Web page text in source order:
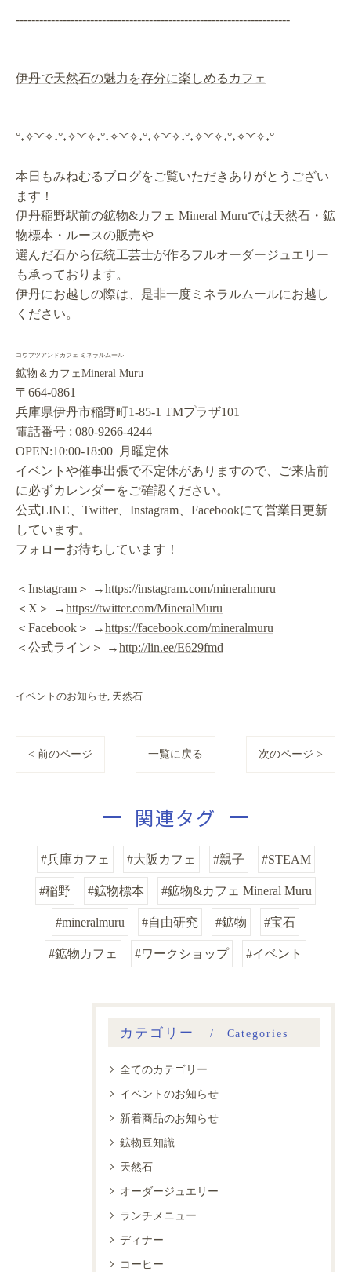
----------------------------------------------------------------------
伊丹で天然石の魅力を存分に楽しめるカフェ
°˖✧◝◜✧˖°˖✧◝◜✧˖°˖✧◝◜✧˖°˖✧◝◜✧˖°˖✧◝◜✧˖°˖✧◝◜✧˖°
本日もみねむるブログをご覧いただきありがとうござい
ます！
伊丹稲野駅前の鉱物&カフェ Mineral Muruでは天然石・鉱
物標本・ルースの販売や
選んだ石から伝統工芸士が作るフルオーダージュエリー
も承っております。
伊丹にお越しの際は、是非一度ミネラルムールにお越し
ください。
コウブツアンドカフェ ミネラルムール
鉱物＆カフェMineral Muru
〒664-0861
兵庫県伊丹市稲野町1-85-1 TMプラザ101
電話番号 : 080-9266-4244
OPEN:10:00-18:00 月曜定休
イベントや催事出張で不定休がありますので、ご来店前
に必ずカレンダーをご確認ください。
公式LINE、Twitter、Instagram、Facebookにて営業日更新
しています。
フォローお待ちしています！
＜Instagram＞ →https://instagram.com/mineralmuru
＜X＞ →https://twitter.com/MineralMuru
＜Facebook＞ →https://facebook.com/mineralmuru
＜公式ライン＞ →http://lin.ee/E629fmd
イベントのお知らせ 天然石
< 前のページ 一覧に戻る 次のページ >
関連タグ
#兵庫カフェ #大阪カフェ #親子 #STEAM
#稲野 #鉱物標本 #鉱物&カフェ Mineral Muru
#mineralmuru #自由研究 #鉱物 #宝石
#鉱物カフェ #ワークショップ #イベント
カテゴリー Categories
全てのカテゴリー
イベントのお知らせ
新着商品のお知らせ
鉱物豆知識
天然石
オーダージュエリー
ランチメニュー
ディナー
コーヒー